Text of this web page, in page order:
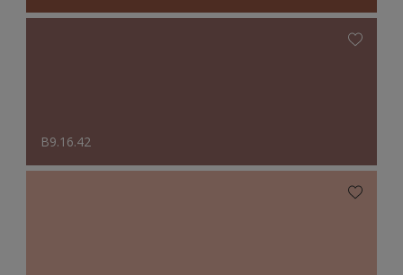
B9.16.42